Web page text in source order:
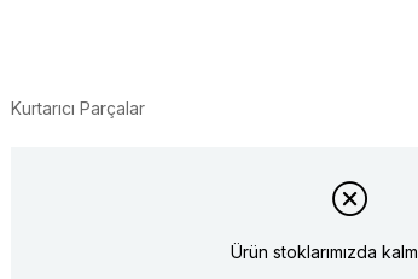
Kurtarıcı Parçalar
Ürün stoklarımızda